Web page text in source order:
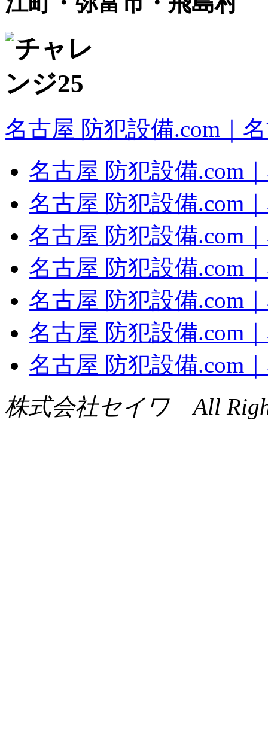
名古屋 防犯設備.com｜
名古屋 防犯設備.com
名古屋 防犯設備.com
名古屋 防犯設備.com
名古屋 防犯設備.com
名古屋 防犯設備.com
名古屋 防犯設備.com
名古屋 防犯設備.com
株式会社セイワ All